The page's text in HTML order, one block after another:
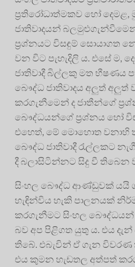
ප්‍රතිරෝධාත්මකව හෝ දෙමළ,
ජාතිවාදයන්
ප්‍රශ්නයට විසඳුම් සොයාගත
වන විට පැහැදිලි ය. එසේ ම,
ජාතිවාදී බිල්ලකු මත භීෂණය
බෞද්ධ ජාතිවාදය අලුත් අලුත්
කරගැනීමෙන් ද ජාතීන්ගේ
බෞද්ධයන්ගේ ප්‍රශ්නය හෝ
එහෙත්, මේ මොහොත වනාහි
බෞද්ධ ජාතිවාදී රැල්ලකට
දී බලාසිටින්නට සිදු වී තිබෙන
සිංහල බෞද්ධ ආණ්ඩුවක් යයි
හැඳින්විය හැකි පාලනයක්
කරගැනීමට සිංහල
බව අප පිළිගත යුතු ය. එය
තිබේ. එබැවින් ඒ ගැන
එය කුමන හැඩතල අත්පත්